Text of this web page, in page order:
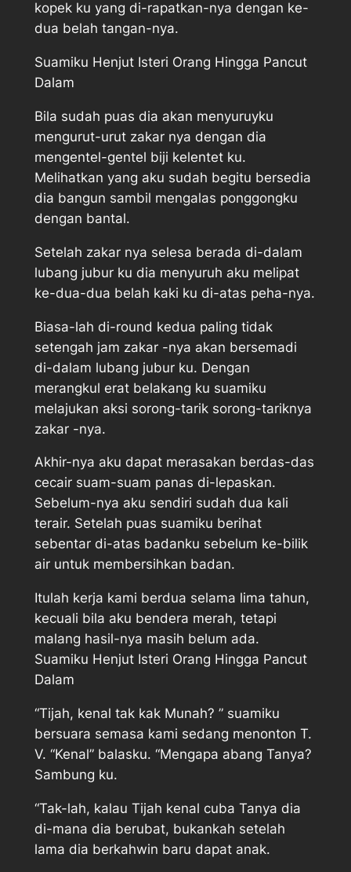
kopek ku yang di-rapatkan-nya dengan ke-
dua belah tangan-nya.
Suamiku Henjut Isteri Orang Hingga Pancut
Dalam
Bila sudah puas dia akan menyuruyku
mengurut-urut zakar nya dengan dia
mengentel-gentel biji kelentet ku.
Melihatkan yang aku sudah begitu bersedia
dia bangun sambil mengalas ponggongku
dengan bantal.
Setelah zakar nya selesa berada di-dalam
lubang jubur ku dia menyuruh aku melipat
ke-dua-dua belah kaki ku di-atas peha-nya.
Biasa-lah di-round kedua paling tidak
setengah jam zakar -nya akan bersemadi
di-dalam lubang jubur ku. Dengan
merangkul erat belakang ku suamiku
melajukan aksi sorong-tarik sorong-tariknya
zakar -nya.
Akhir-nya aku dapat merasakan berdas-das
cecair suam-suam panas di-lepaskan.
Sebelum-nya aku sendiri sudah dua kali
terair. Setelah puas suamiku berihat
sebentar di-atas badanku sebelum ke-bilik
air untuk membersihkan badan.
Itulah kerja kami berdua selama lima tahun,
kecuali bila aku bendera merah, tetapi
malang hasil-nya masih belum ada.
Suamiku Henjut Isteri Orang Hingga Pancut
Dalam
“Tijah, kenal tak kak Munah? ” suamiku
bersuara semasa kami sedang menonton T.
V. “Kenal” balasku. “Mengapa abang Tanya?
Sambung ku.
“Tak-lah, kalau Tijah kenal cuba Tanya dia
di-mana dia berubat, bukankah setelah
lama dia berkahwin baru dapat anak.